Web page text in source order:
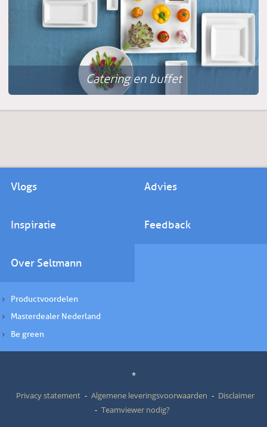
Catering en buffet
Vlogs Advies
Inspiratie Feedback
Over Seltmann
Productvoordelen
Masterdealer Nederland
Be green
*
Privacy statement
Algemene leveringsvoorwaarden
Disclaimer
Teamviewer nodig?